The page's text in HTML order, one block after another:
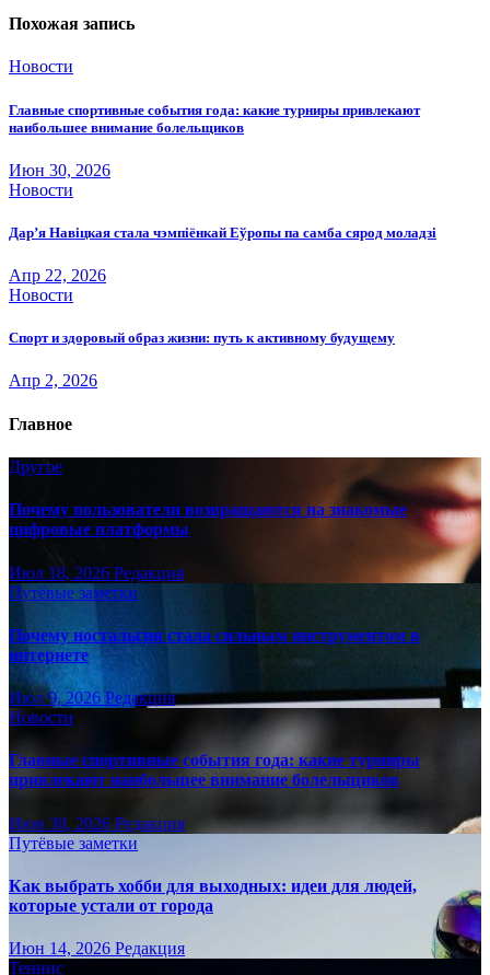
Похожая запись
Новости
Главные спортивные события года: какие турниры привлекают
наибольшее внимание болельщиков
Июн 30, 2026
Новости
Дар’я Навіцкая стала чэмпіёнкай Еўропы па самба сярод моладзі
Апр 22, 2026
Новости
Спорт и здоровый образ жизни: путь к активному будущему
Апр 2, 2026
Главное
Другое
Почему пользователи возвращаются на знакомые
цифровые платформы
Июл 18, 2026 Редакция
Путёвые заметки
Почему ностальгия стала сильным инструментом в
интернете
Июл 9, 2026 Редакция
Новости
Главные спортивные события года: какие турниры
привлекают наибольшее внимание болельщиков
Июн 30, 2026 Редакция
Путёвые заметки
Как выбрать хобби для выходных: идеи для людей,
которые устали от города
Июн 14, 2026 Редакция
Теннис